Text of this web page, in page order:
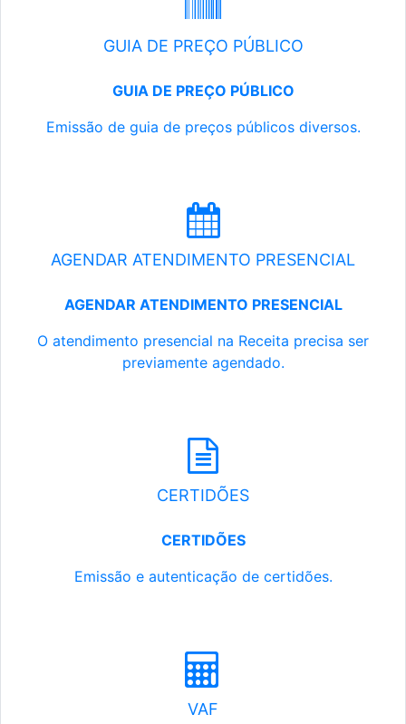
GUIA DE PREÇO PÚBLICO
GUIA DE PREÇO PÚBLICO
Emissão de guia de preços públicos diversos.
AGENDAR ATENDIMENTO PRESENCIAL
AGENDAR ATENDIMENTO PRESENCIAL
O atendimento presencial na Receita precisa ser
previamente agendado.
CERTIDÕES
CERTIDÕES
Emissão e autenticação de certidões.
VAF